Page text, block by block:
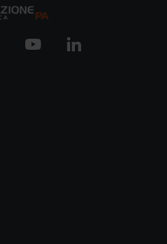
Instagram YouTube